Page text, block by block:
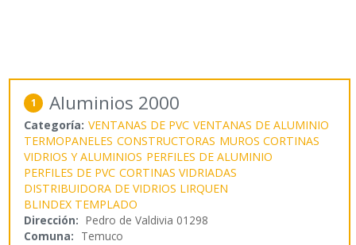
1 Aluminios 2000
Categoría: VENTANAS DE PVC VENTANAS DE ALUMINIO
TERMOPANELES CONSTRUCTORAS MUROS CORTINAS
VIDRIOS Y ALUMINIOS PERFILES DE ALUMINIO
PERFILES DE PVC CORTINAS VIDRIADAS
DISTRIBUIDORA DE VIDRIOS LIRQUEN
BLINDEX TEMPLADO
Dirección: Pedro de Valdivia 01298
Comuna: Temuco